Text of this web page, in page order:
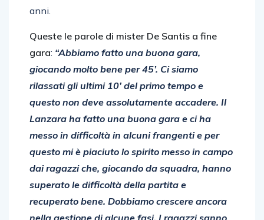
per il prosieguo della stagione e per i prossimi
Queste le parole di mister De Santis a fine
gara:“Abbiamo fatto una buona gara,
giocando molto bene per 45’. Ci siamo
rilassati gli ultimi 10’ del primo tempo e
questo non deve assolutamente accadere. Il
Lanzara ha fatto una buona gara e ci ha
messo in difficoltà in alcuni frangenti e per
questo mi è piaciuto lo spirito messo in campo
dai ragazzi che, giocando da squadra, hanno
superato le difficoltà della partita e
recuperato bene. Dobbiamo crescere ancora